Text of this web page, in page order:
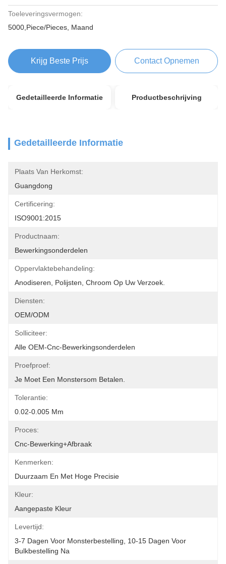
Toeleveringsvermogen:
5000,Piece/Pieces, Maand
Krijg Beste Prijs Contact Opnemen
Gedetailleerde Informatie Productbeschrijving
Gedetailleerde Informatie
Plaats Van Herkomst:
Guangdong
Certificering:
ISO9001:2015
Productnaam:
Bewerkingsonderdelen
Oppervlaktebehandeling:
Anodiseren, Polijsten, Chroom Op Uw Verzoek.
Diensten:
OEM/ODM
Solliciteer:
Alle OEM-Cnc-Bewerkingsonderdelen
Proefproef:
Je Moet Een Monstersom Betalen.
Tolerantie:
0.02-0.005 Mm
Proces:
Cnc-Bewerking+afbraak
Kenmerken:
Duurzaam En Met Hoge Precisie
Kleur:
Aangepaste Kleur
Levertijd:
3-7 Dagen Voor Monsterbestelling, 10-15 Dagen Voor
Bulkbestelling Na